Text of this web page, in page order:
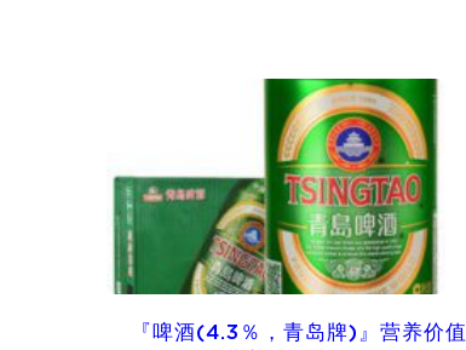
『啤酒(4.3％，青岛牌)』营养价值